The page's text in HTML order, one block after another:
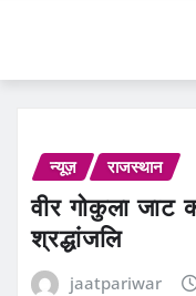
न्यूज़ राजस्थान
वीर गोकुला जाट
श्रद्धांजलि
jaatpariwar